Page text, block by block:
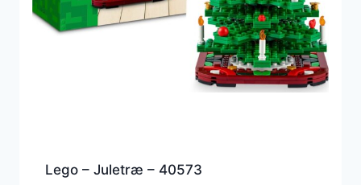
Lego – Juletræ – 40573